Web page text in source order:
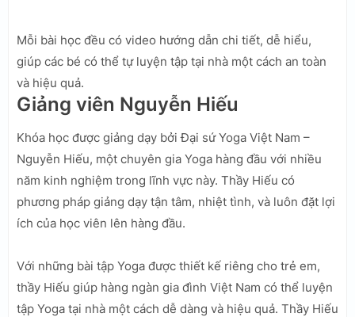
Mỗi bài học đều có video hướng dẫn chi tiết, dễ hiểu,
giúp các bé có thể tự luyện tập tại nhà một cách an toàn
và hiệu quả.
Giảng viên Nguyễn Hiếu
Khóa học được giảng dạy bởi Đại sứ Yoga Việt Nam –
Nguyễn Hiếu, một chuyên gia Yoga hàng đầu với nhiều
năm kinh nghiệm trong lĩnh vực này. Thầy Hiếu có
phương pháp giảng dạy tận tâm, nhiệt tình, và luôn đặt lợi
ích của học viên lên hàng đầu.
Với những bài tập Yoga được thiết kế riêng cho trẻ em,
thầy Hiếu giúp hàng ngàn gia đình Việt Nam có thể luyện
tập Yoga tại nhà một cách dễ dàng và hiệu quả. Thầy Hiếu